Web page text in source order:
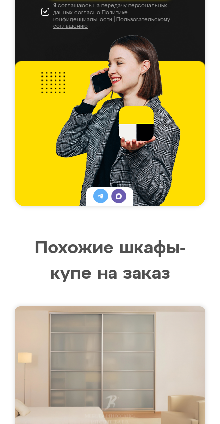
Я соглашаюсь на передачу персональных
данных согласно Политике
конфиденциальности
Пользовательскому
соглашению
Похожие шкафы-
купе на заказ